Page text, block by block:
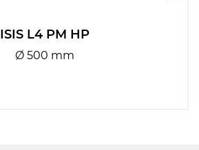
ISIS L4 PM HP
Ø 500 mm